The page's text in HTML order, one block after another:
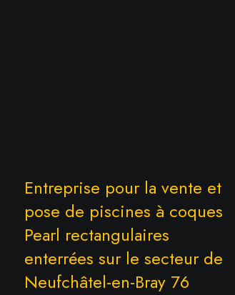
Entreprise pour la vente et
pose de piscines à coques
Pearl rectangulaires
enterrées sur le secteur de
Neufchâtel-en-Bray 76